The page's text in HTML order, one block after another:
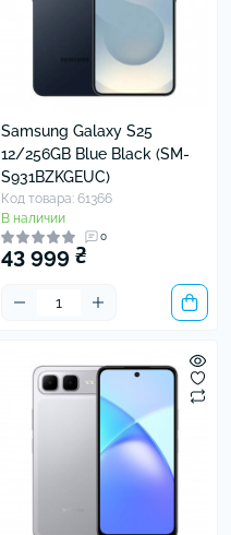
Samsung Galaxy S25
12/256GB Blue Black (SM-
S931BZKGEUC)
Код товара: 61366
В наличии
0
43 999 ₴